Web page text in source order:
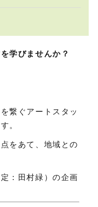
学びませんか？
繋ぐアートスタッ
。
をあて、地域との
：田村緑）の企画